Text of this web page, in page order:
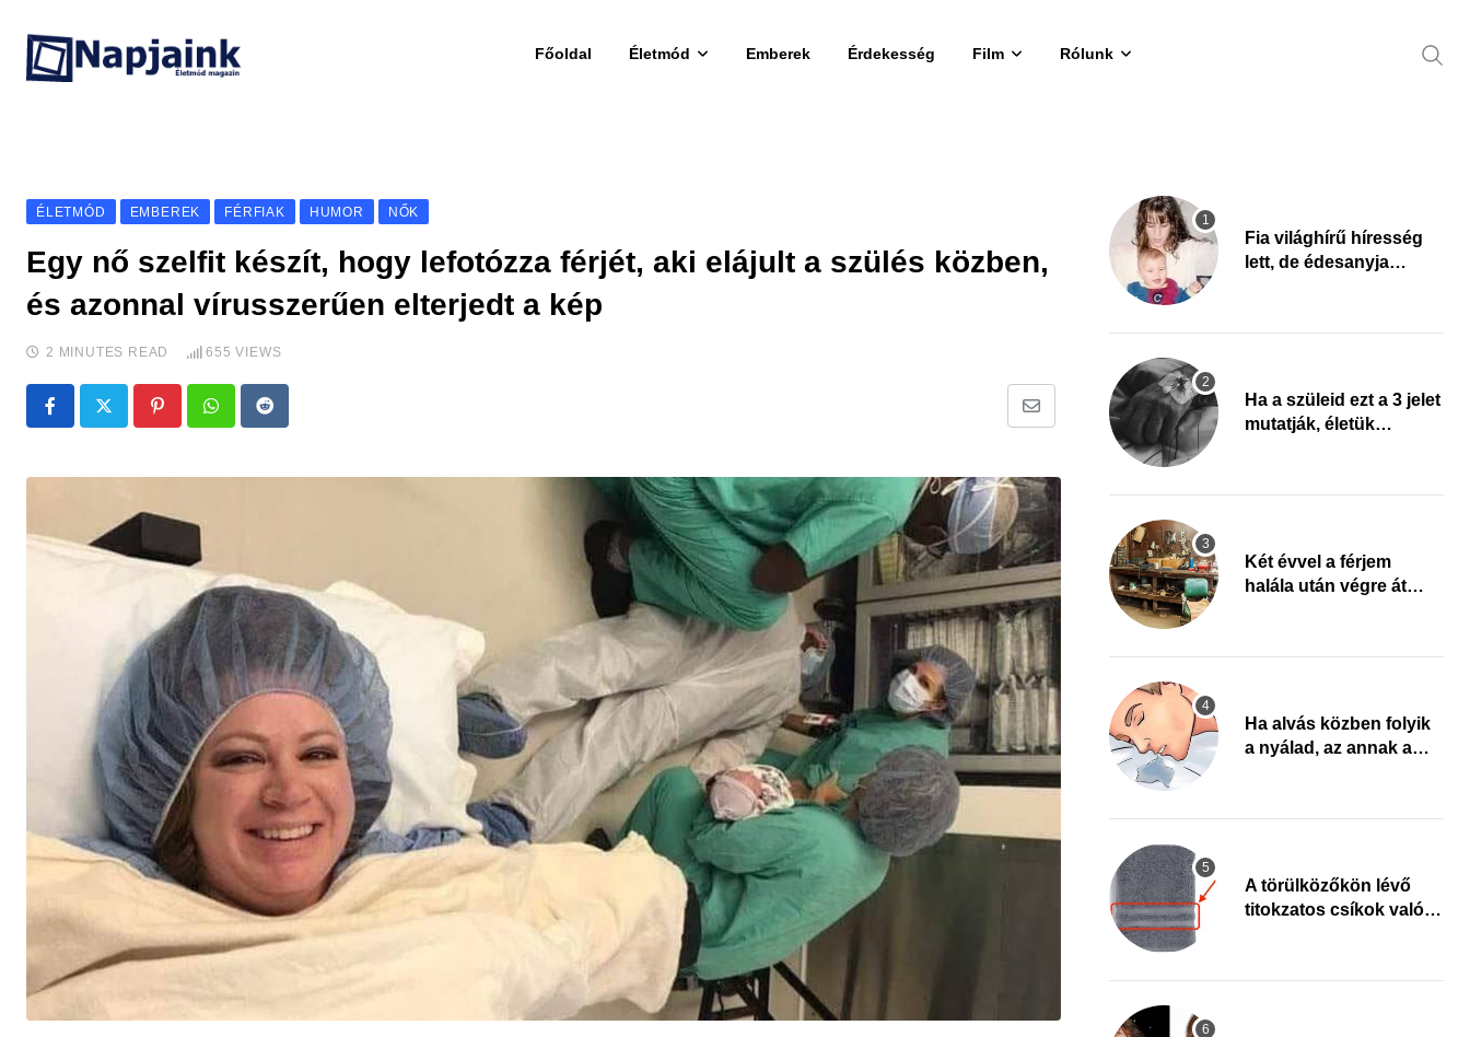
content
Főoldal Életmód Emberek Érdekesség Film Rólunk
ÉLETMÓD EMBEREK FÉRFIAK HUMOR NŐK
Egy nő szelfit készít, hogy lefotózza férjét, aki elájult a szülés közben,
és azonnal vírusszerűen elterjedt a kép
2 MINUTES READ 655 VIEWS
PinterestWhatsappReddit
Email
Fia világhírű híresség
lett, de édesanyja
tudnád képzelni
Ha a szüleid ezt a 3 jelet
mutatják, életük
fel arra, ami jön
Két évvel a férjem
halála után végre át
– amit találtam,
Ha alvás közben folyik
a nyálad, az annak a
A törülközőkön lévő
titokzatos csíkok valódi